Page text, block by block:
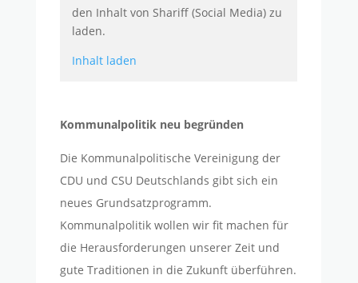
den Inhalt von Shariff (Social Media) zu
laden.
Inhalt laden
Kommunalpolitik neu begründen
Die Kommunalpolitische Vereinigung der
CDU und CSU Deutschlands gibt sich ein
neues Grundsatzprogramm.
Kommunalpolitik wollen wir fit machen für
die Herausforderungen unserer Zeit und
gute Traditionen in die Zukunft überführen.